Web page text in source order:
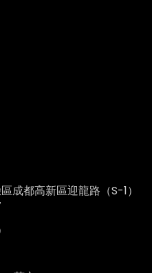
成都高新區迎龍路（S-1）